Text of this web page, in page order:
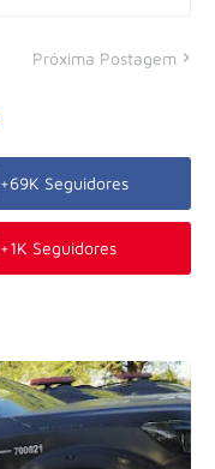
Próxima Postagem
+69K Seguidores
+1K Seguidores